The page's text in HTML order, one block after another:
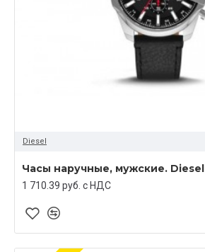
Diesel
Часы наручные, мужские. Diesel
1 710.39 руб. c НДС